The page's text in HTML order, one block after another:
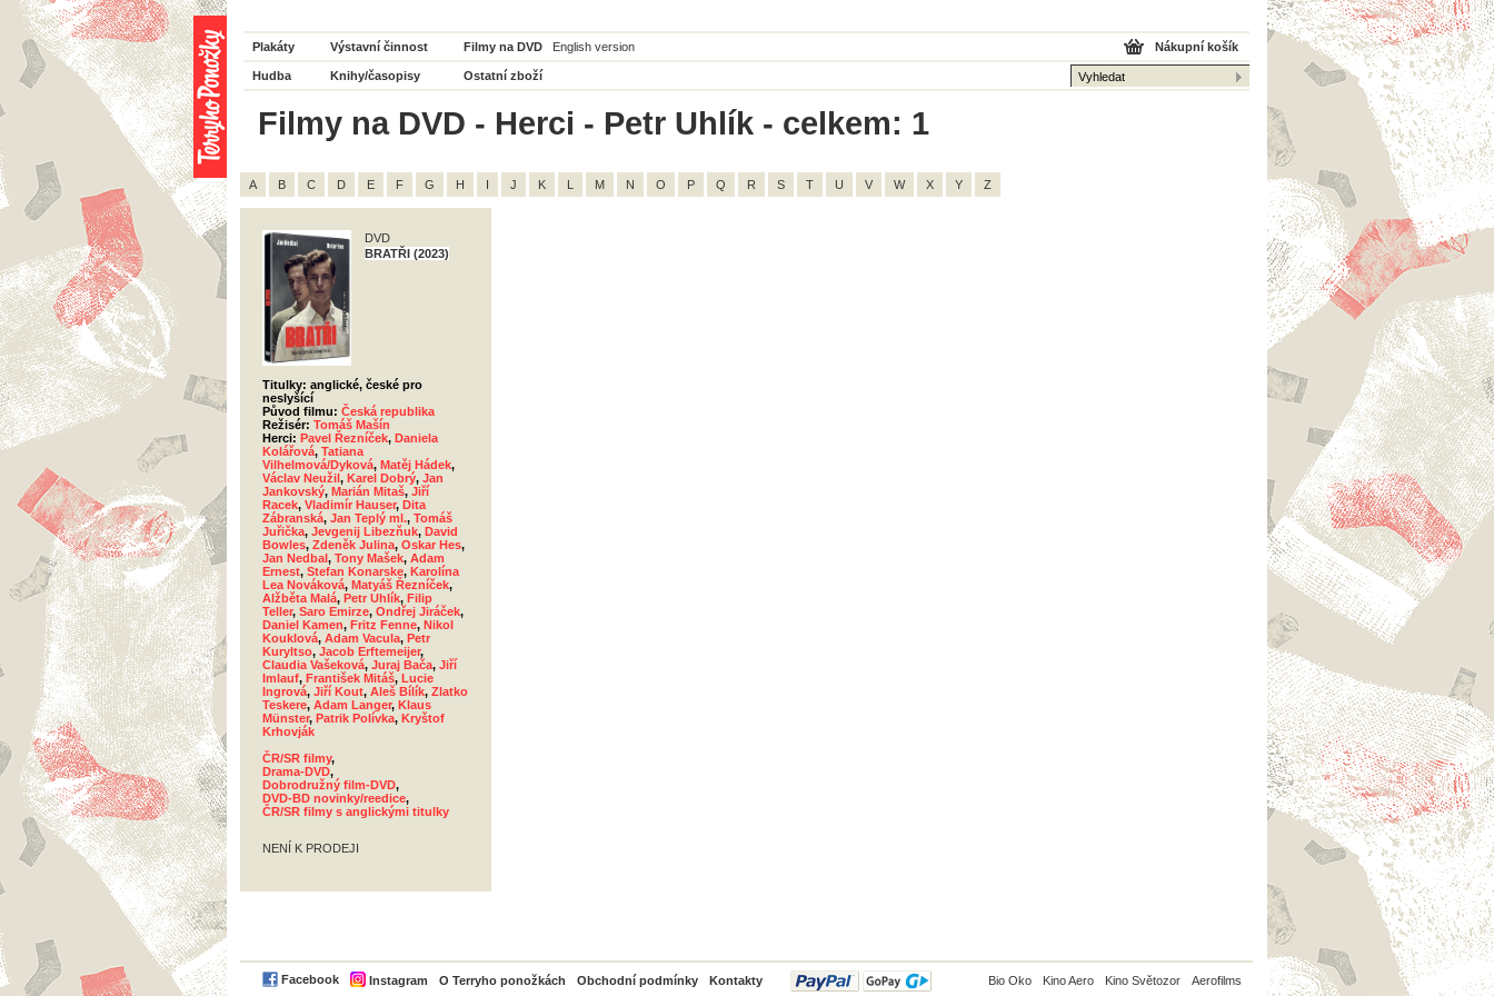
Plakáty Výstavní činnost Filmy na DVD English version
Hudba Knihy/časopisy Ostatní zboží
Nákupní košík
Filmy na DVD - Herci - Petr Uhlík - celkem: 1
A B C D E F G H I J K L M N O P Q R S T U V W X Y Z
DVD
BRATŘI (2023)
Titulky: anglické, české pro
neslyšící
Původ filmu: Česká republika
Režisér: Tomáš Mašín
Herci: Pavel Řezníček, Daniela
Kolářová, Tatiana
Vilhelmová/Dyková, Matěj Hádek,
Václav Neužil, Karel Dobrý, Jan
Jankovský, Marián Mitaš, Jiří
Racek, Vladimír Hauser, Dita
Zábranská, Jan Teplý ml., Tomáš
Juřička, Jevgenij Libezňuk, David
Bowles, Zdeněk Julina, Oskar Hes,
Jan Nedbal, Tony Mašek, Adam
Ernest, Stefan Konarske, Karolína
Lea Nováková, Matyáš Řezníček,
Alžběta Malá, Petr Uhlík, Filip
Teller, Saro Emirze, Ondřej Jiráček,
Daniel Kamen, Fritz Fenne, Nikol
Kouklová, Adam Vacula, Petr
Kuryltso, Jacob Erftemeijer,
Claudia Vašeková, Juraj Bača, Jiří
Imlauf, František Mitáš, Lucie
Ingrová, Jiří Kout, Aleš Bílík, Zlatko
Teskere, Adam Langer, Klaus
Münster, Patrik Polívka, Kryštof
Krhovják
ČR/SR filmy,
Drama-DVD,
Dobrodružný film-DVD,
DVD-BD novinky/reedice,
ČR/SR filmy s anglickými titulky
NENÍ K PRODEJI
Facebook Instagram O Terryho ponožkách Obchodní podmínky Kontakty
PayPal Bio Oko Kino Aero Kino Světozor Aerofilms